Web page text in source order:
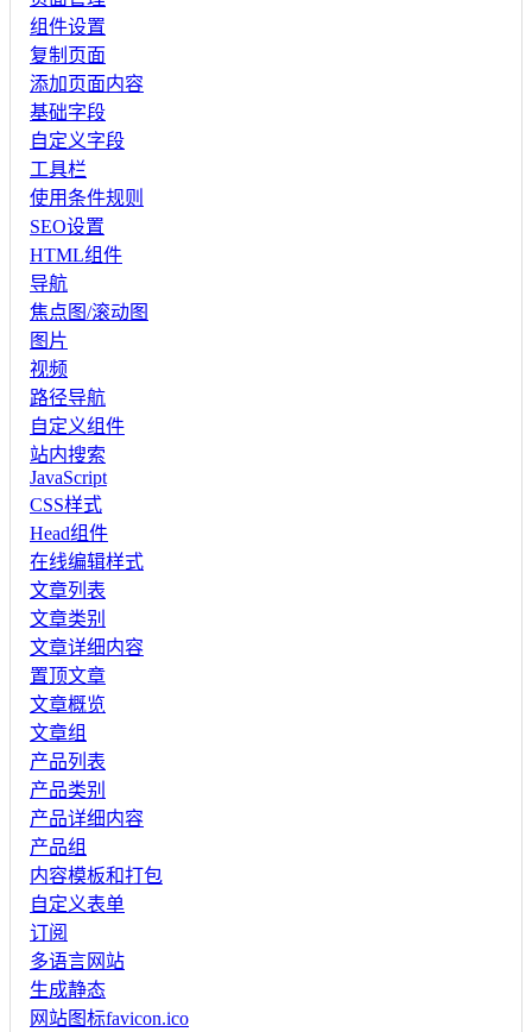
组件设置
复制页面
添加页面内容
基础字段
自定义字段
工具栏
使用条件规则
SEO设置
HTML组件
导航
焦点图/滚动图
图片
视频
路径导航
自定义组件
站内搜索
JavaScript
CSS样式
Head组件
在线编辑样式
文章列表
文章类别
文章详细内容
置顶文章
文章概览
文章组
产品列表
产品类别
产品详细内容
产品组
内容模板和打包
自定义表单
订阅
多语言网站
生成静态
网站图标favicon.ico